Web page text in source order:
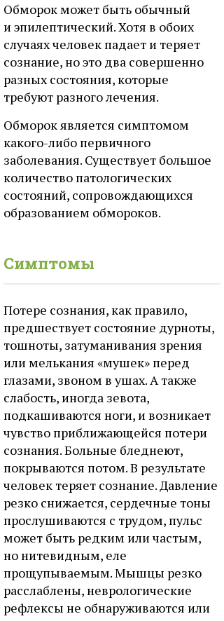
Обморок может быть обычный
и эпилептический. Хотя в обоих
случаях человек падает и теряет
сознание, но это два совершенно
разных состояния, которые
требуют разного лечения.
Обморок является симптомом
какого-либо первичного
заболевания. Существует большое
количество патологических
состояний, сопровождающихся
образованием обмороков.
Симптомы
Потере сознания, как правило,
предшествует состояние дурноты,
тошноты, затуманивания зрения
или мелькания «мушек» перед
глазами, звоном в ушах. А также
слабость, иногда зевота,
подкашиваются ноги, и возникает
чувство приближающейся потери
сознания. Больные бледнеют,
покрываются потом. В результате
человек теряет сознание. Давление
резко снижается, сердечные тоны
прослушиваются с трудом, пульс
может быть редким или частым,
но нитевидным, еле
прощупываемым. Мышцы резко
расслаблены, неврологические
рефлексы не обнаруживаются или